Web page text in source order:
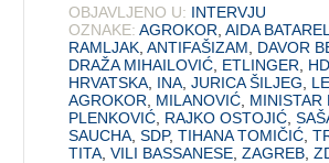
OBJAVLJENO U: INTERVJU
OZNAKE: AGROKOR ,AIDA
RAMLJAK ,ANTIFAŠIZAM DAVOR
DRAŽA MIHAILOVIĆ ETLINGER
HRVATSKA INA ,JURICA ŠILJEG
AGROKOR
MILANOVIĆ MINISTAR
PLENKOVIĆ RAJKO OSTOJIĆ ,
SAUCHA ,SDP,TIHANA TOMIČIĆ ,
TITA ,VILI BASSANESE ,ZAGREB ,